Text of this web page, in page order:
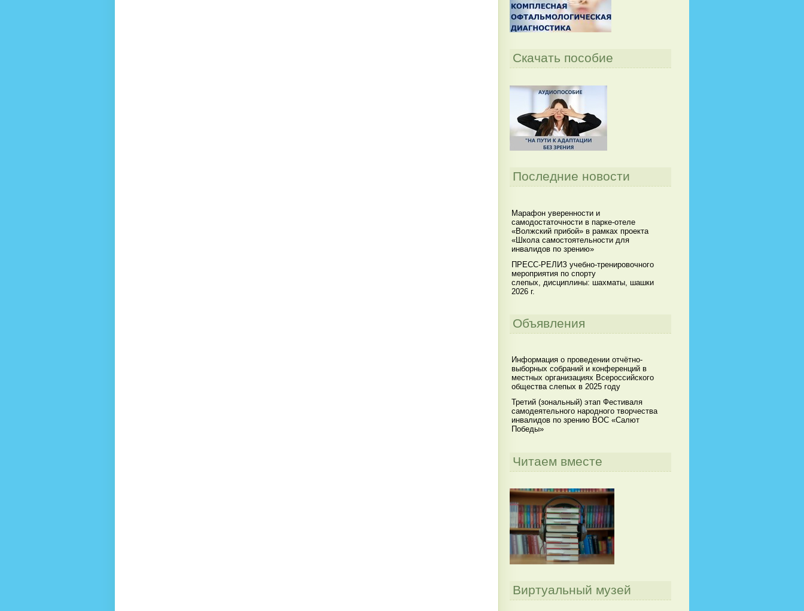
Скачать пособие
Последние новости
Марафон уверенности и
самодостаточности в парке-отеле
«Волжский прибой» в рамках проекта
«Школа самостоятельности для
инвалидов по зрению»
ПРЕСС-РЕЛИЗ учебно-тренировочного
мероприятия по спорту
слепых, дисциплины: шахматы, шашки
2026 г.
Объявления
Информация о проведении отчётно-
выборных собраний и конференций в
местных организациях Всероссийского
общества слепых в 2025 году
Третий (зональный) этап Фестиваля
самодеятельного народного творчества
инвалидов по зрению ВОС «Салют
Победы»
Читаем вместе
Виртуальный музей